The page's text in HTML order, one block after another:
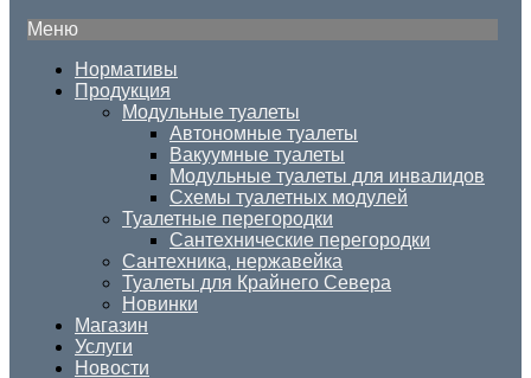
Меню
Нормативы
Продукция
Модульные туалеты
Автономные туалеты
Вакуумные туалеты
Модульные туалеты для инвалидов
Схемы туалетных модулей
Туалетные перегородки
Сантехнические перегородки
Сантехника, нержавейка
Туалеты для Крайнего Севера
Новинки
Магазин
Услуги
Новости